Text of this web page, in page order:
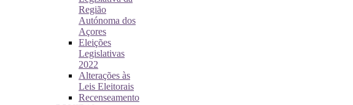
Região
Autónoma dos
Açores
Eleições
Legislativas
2022
Alterações às
Leis Eleitorais
Recenseamento